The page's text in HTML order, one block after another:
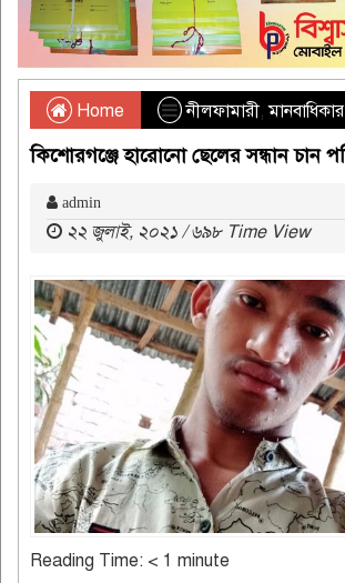
Home নীলফামারী,মানবাধিকার
কিশোরগঞ্জে হারোনো ছেলের সন্ধান চান
admin
২২ জুলাই, ২০২১ / ৬৯৮ Time View
Reading Time: < 1 minute